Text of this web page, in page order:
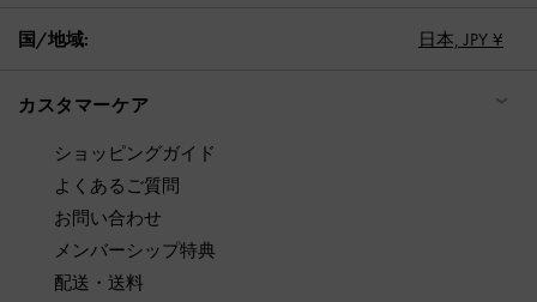
国/地域: 日本, JPY ¥
カスタマーケア
ショッピングガイド
よくあるご質問
お問い合わせ
メンバーシップ特典
配送・送料